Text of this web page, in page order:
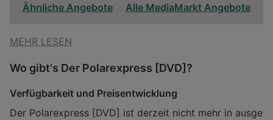
Ähnliche Angebote Alle MediaMarkt Angebote
MEHR LESEN
Wo gibt's Der Polarexpress [DVD]?
Verfügbarkeit und Preisentwicklung
Der Polarexpress [DVD] ist derzeit nicht mehr in ausge